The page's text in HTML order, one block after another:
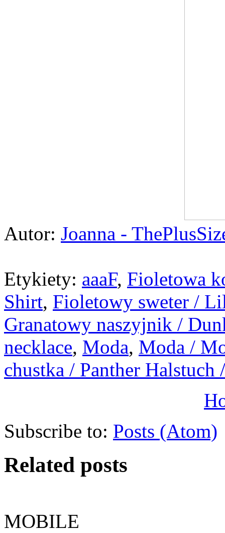
Autor: Joanna -
Etykiety: aaaF, Fioletowa
Shirt, Fioletowy sweter /
Granatowy naszyjnik /
necklace, Moda, Moda /
chustka / Panther Halstuch
Subscribe to: Posts (Atom)
Related posts
MOBILE